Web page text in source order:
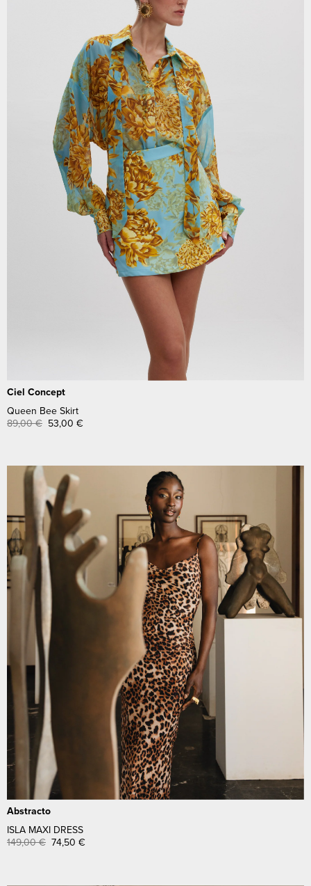
Ciel Concept
Queen Bee Skirt
89,00€ 53,00 €
Abstracto
ISLA MAXI DRESS
149,00€ 74,50 €